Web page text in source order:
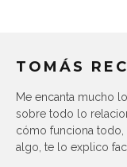
TOMÁS
Me encanta mucho
sobre todo lo
cómo funciona todo,
algo, te lo explico